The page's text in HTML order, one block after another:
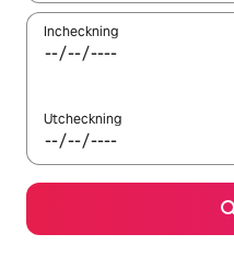
Incheckning
Utcheckning